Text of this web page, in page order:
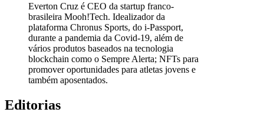
Everton Cruz é CEO da startup franco-
brasileira Mooh!Tech. Idealizador da
plataforma Chronus Sports, do i-Passport,
durante a pandemia da Covid-19, além de
vários produtos baseados na tecnologia
blockchain como o Sempre Alerta; NFTs para
promover oportunidades para atletas jovens e
também aposentados.
Editorias